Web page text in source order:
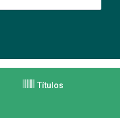
Títulos